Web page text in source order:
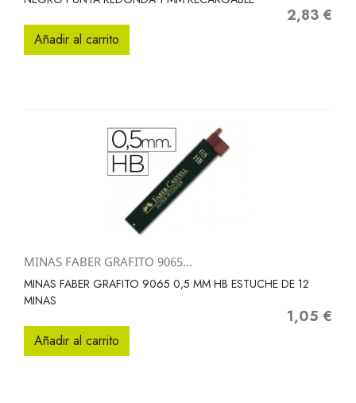
Precio
2,83 €
Añadir al carrito
MINAS FABER GRAFITO 9065...
MINAS FABER GRAFITO 9065 0,5 MM HB ESTUCHE DE 12
MINAS
Precio
1,05 €
Añadir al carrito